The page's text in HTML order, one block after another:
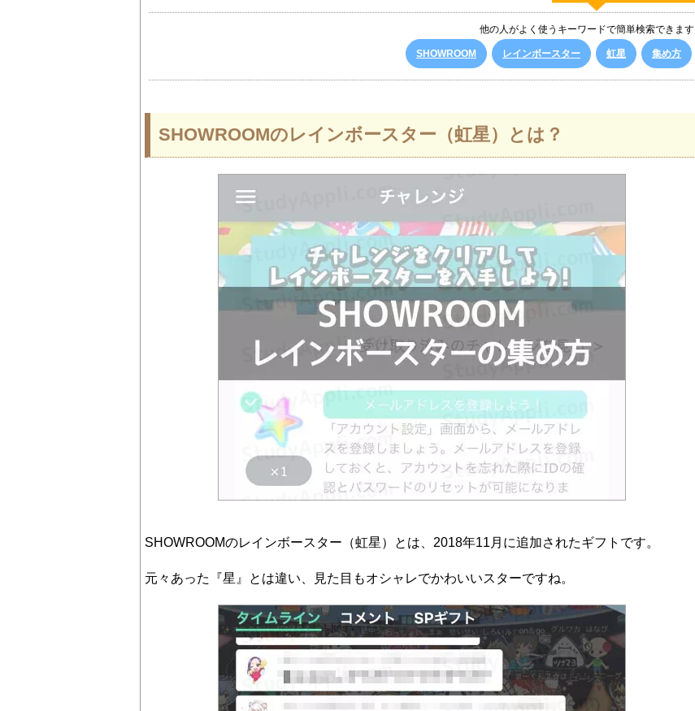
他の人がよく使うキーワードで簡単検索できます
SHOWROOM レインボースター 虹星 集め方
SHOWROOMのレインボースター（虹星）とは？
SHOWROOMのレインボースター（虹星）とは、2018年11月に追加されたギフトです。
元々あった『星』とは違い、見た目もオシャレでかわいいスターですね。